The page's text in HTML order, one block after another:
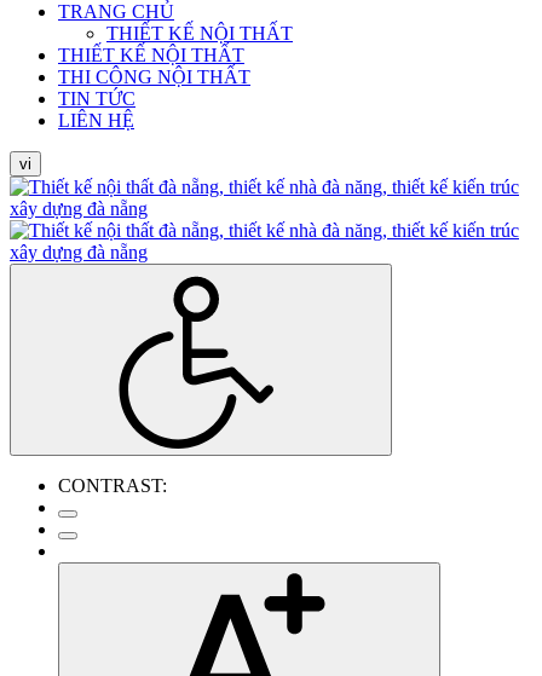
TRANG CHỦ
THIẾT KẾ NỘI THẤT
THIẾT KẾ NỘI THẤT
THI CÔNG NỘI THẤT
TIN TỨC
LIÊN HỆ
vi
CONTRAST: